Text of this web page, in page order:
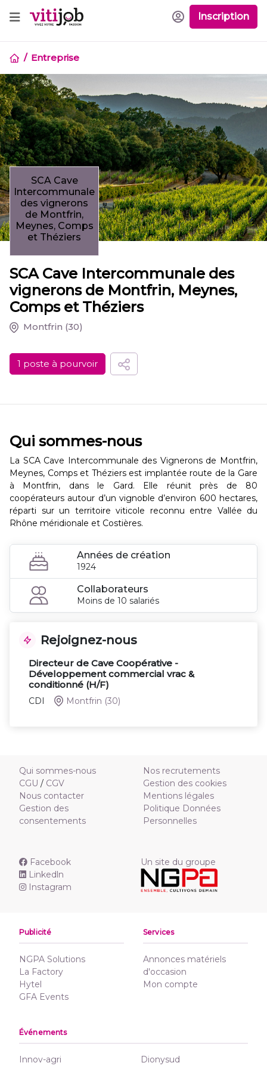
Inscription
Entreprise
SCA Cave
Intercommunale
des vignerons
de Montfrin,
Meynes, Comps
et Théziers
SCA Cave Intercommunale des
vignerons de Montfrin, Meynes,
Comps et Théziers
Montfrin (30)
1 poste à pourvoir
Qui sommes-nous
La SCA Cave Intercommunale des Vignerons de Montfrin,
Meynes, Comps et Théziers est implantée route de la Gare
à Montfrin, dans le Gard. Elle réunit près de 80
coopérateurs autour d’un vignoble d’environ 600 hectares,
réparti sur un territoire viticole reconnu entre Vallée du
Rhône méridionale et Costières.
Années de création
1924
Collaborateurs
Moins de 10 salariés
Rejoignez-nous
Directeur de Cave Coopérative -
Développement commercial vrac &
conditionné (H/F)
CDI Montfrin (30)
Qui sommes-nous
CGU / CGV
Nous contacter
Gestion des
consentements
Nos recrutements
Gestion des cookies
Mentions légales
Politique Données
Personnelles
Facebook
Linkedln
Instagram
Un site du groupe
Publicité
NGPA Solutions
La Factory
Hytel
GFA Events
Services
Annonces matériels
d'occasion
Mon compte
Événements
Innov-agri Dionysud